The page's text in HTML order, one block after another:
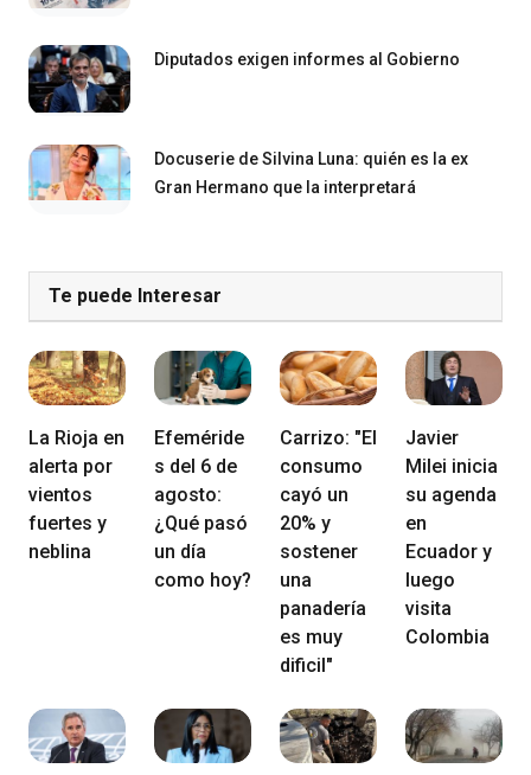
Diputados exigen informes al Gobierno
Docuserie de Silvina Luna: quién es la ex
Gran Hermano que la interpretará
Te puede Interesar
La Rioja en
alerta por
vientos
fuertes y
neblina
Efeméride
s del 6 de
agosto:
¿Qué pasó
un día
como hoy?
Carrizo: "El
consumo
cayó un
20% y
sostener
una
panadería
es muy
dificil"
Javier
Milei inicia
su agenda
en
Ecuador y
luego
visita
Colombia